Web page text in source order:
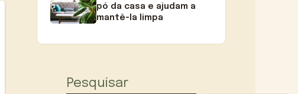
pó da casa e ajudam a
mantê-la limpa
Pesquisar